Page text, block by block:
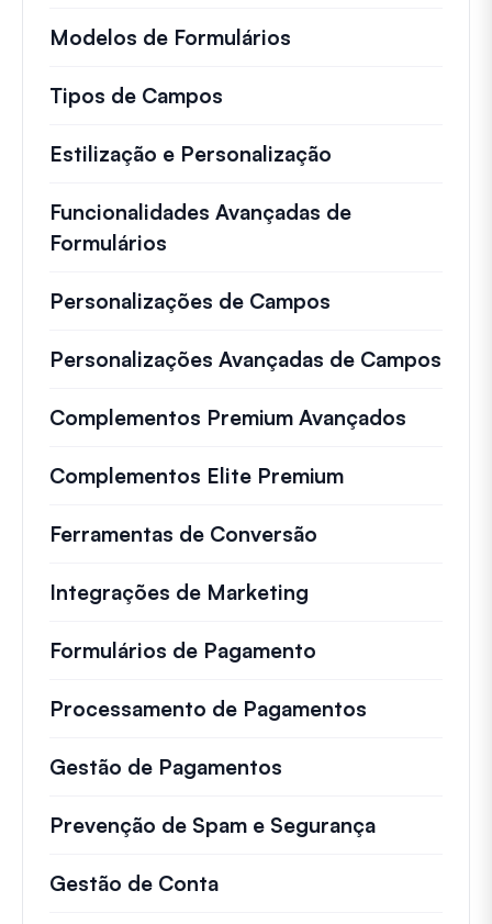
Modelos de Formulários
Tipos de Campos
Estilização e Personalização
Funcionalidades Avançadas de
Formulários
Personalizações de Campos
Personalizações Avançadas de Campos
Complementos Premium Avançados
Complementos Elite Premium
Ferramentas de Conversão
Integrações de Marketing
Formulários de Pagamento
Processamento de Pagamentos
Gestão de Pagamentos
Prevenção de Spam e Segurança
Gestão de Conta